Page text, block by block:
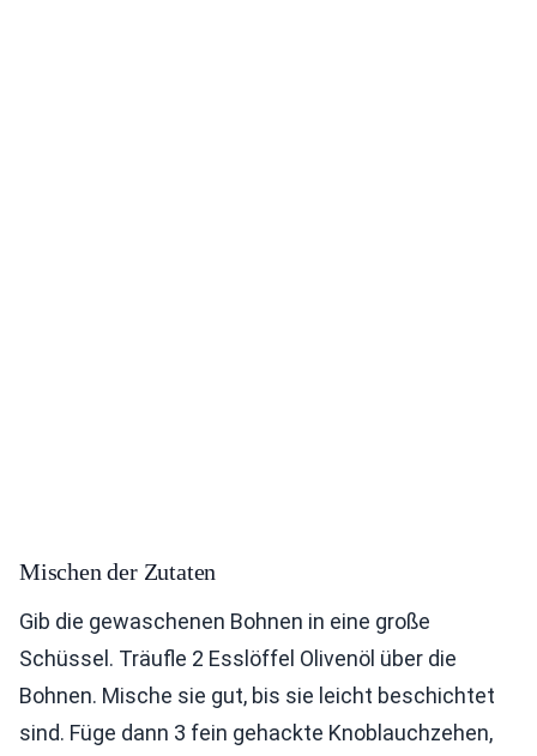
Mischen der Zutaten
Gib die gewaschenen Bohnen in eine große
Schüssel. Träufle 2 Esslöffel Olivenöl über die
Bohnen. Mische sie gut, bis sie leicht beschichtet
sind. Füge dann 3 fein gehackte Knoblauchzehen,